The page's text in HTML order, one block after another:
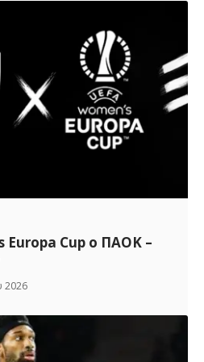
Europa Cup ο ΠΑΟΚ –
2026